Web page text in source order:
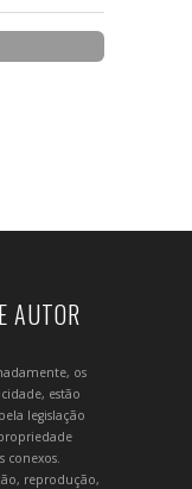
AUTOR
os
estão
legislação
reprodução,